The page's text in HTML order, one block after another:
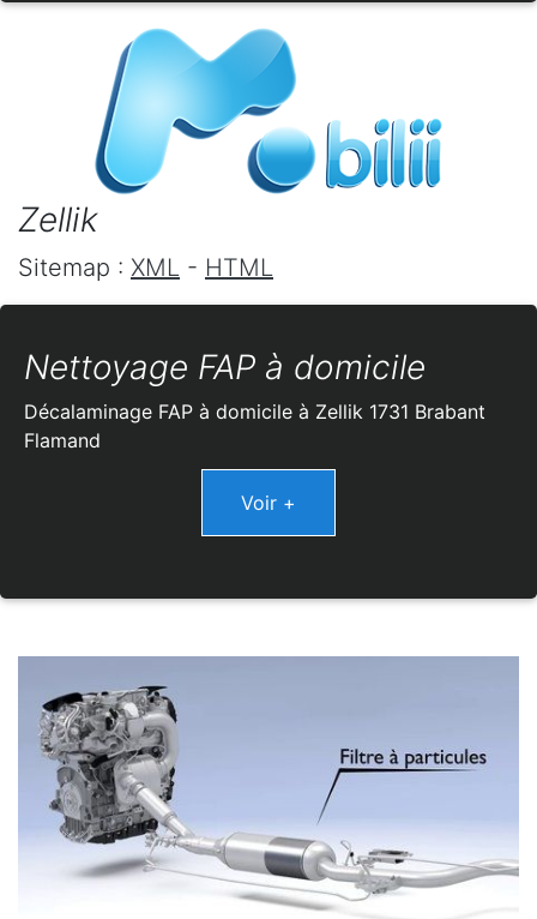
Zellik
Sitemap : XML - HTML
Nettoyage FAP à domicile
Décalaminage FAP à domicile à Zellik 1731 Brabant
Flamand
Voir +